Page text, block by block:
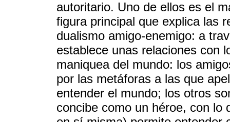
autoritario. Uno de ellos es el
figura principal que explica las
dualismo amigo-enemigo: a
establece unas relaciones con
maniquea del mundo: los
por las metáforas a las que
entender el mundo; los otros
concibe como un héroe, con lo